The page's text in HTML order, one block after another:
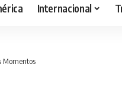
Internacional
Momentos